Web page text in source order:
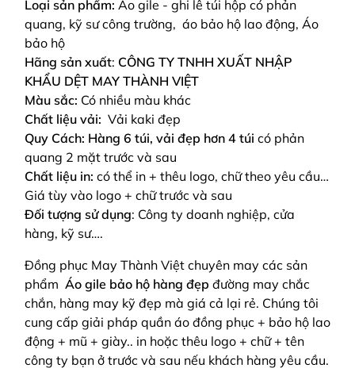
Loại sản phẩm: Áo gile - ghi lê túi hộp có phản
quang, kỹ sư công trường, áo bảo hộ lao động, Áo
bảo hộ
Hãng sản xuất: CÔNG TY TNHH XUẤT NHẬP
KHẨU DỆT MAY THÀNH VIỆT
Màu sắc: Có nhiều màu khác
Chất liệu vải: Vải kaki đẹp
Quy Cách: Hàng 6 túi, vải đẹp hơn 4 túi có phản
quang 2 mặt trước và sau
Chất liệu in: có thể in + thêu logo, chữ theo yêu cầu…
Giá tùy vào logo + chữ trước và sau
Đối tượng sử dụng: Công ty doanh nghiệp, cửa
hàng, kỹ sư….
Đồng phục May Thành Việt chuyên may các sản
phẩm Áo gile bảo hộ hàng đẹp đường may chắc
chắn, hàng may kỹ đẹp mà giá cả lại rẻ. Chúng tôi
cung cấp giải pháp quần áo đồng phục + bảo hộ lao
động + mũ + giày.. in hoặc thêu logo + chữ + tên
công ty bạn ở trước và sau nếu khách hàng yêu cầu.